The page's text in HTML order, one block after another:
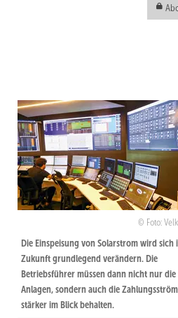
Foto:
Die Einspeisung von Solarstrom wird sich
Zukunft grundlegend verändern. Die
Betriebsführer müssen dann nicht nur die
Anlagen, sondern auch die
stärker im Blick behalten.